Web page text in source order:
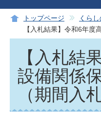
トップページ くら
【入札結果】令和6年
【入札結
設備関係
（期間入